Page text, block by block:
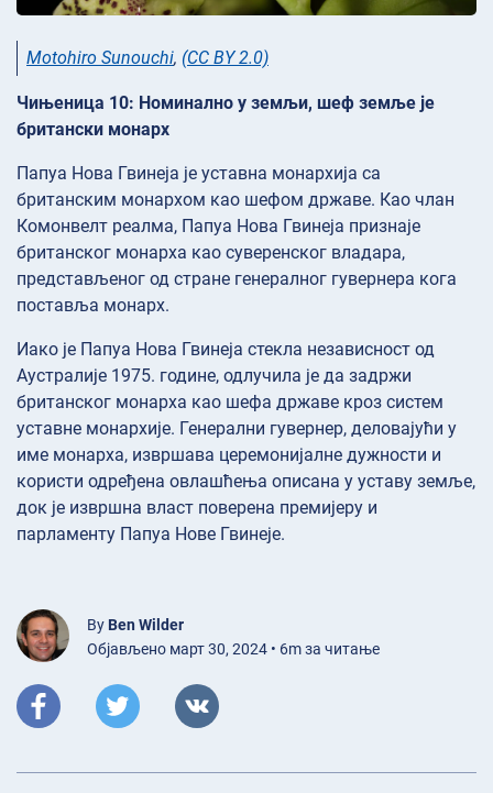
Motohiro Sunouchi, (CC BY 2.0)
Чињеница 10: Номинално у земљи, шеф земље је
британски монарх
Папуа Нова Гвинеја је уставна монархија са
британским монархом као шефом државе. Као члан
Комонвелт реалма, Папуа Нова Гвинеја признаје
британског монарха као суверенског владара,
представљеног од стране генералног гувернера кога
поставља монарх.
Иако је Папуа Нова Гвинеја стекла независност од
Аустралије 1975. године, одлучила је да задржи
британског монарха као шефа државе кроз систем
уставне монархије. Генерални гувернер, деловајући у
име монарха, извршава церемонијалне дужности и
користи одређена овлашћења описана у уставу земље,
док је извршна власт поверена премијеру и
парламенту Папуа Нове Гвинеје.
By Ben Wilder
Објављено март 30, 2024 • 6m за читање